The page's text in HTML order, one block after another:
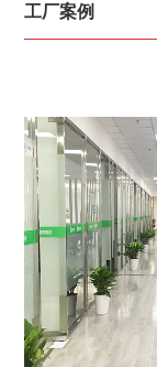
工厂案例